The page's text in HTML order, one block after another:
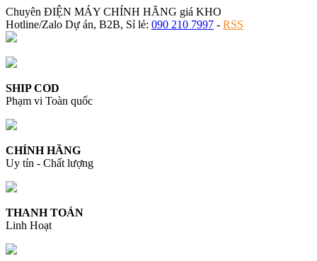
Chuyên ĐIỆN MÁY CHÍNH HÃNG giá KHO
Hotline/Zalo Dự án, B2B, Sỉ lẻ: 090 210 7997 - RSS
SHIP COD
Phạm vi Toàn quốc
CHÍNH HÃNG
Uy tín - Chất lượng
THANH TOÁN
Linh Hoạt